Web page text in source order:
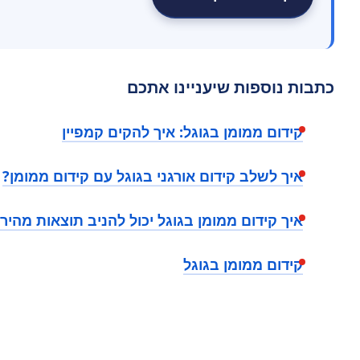
כתבות נוספות שיעניינו אתכם
קידום ממומן בגוגל: איך להקים קמפיין
איך לשלב קידום אורגני בגוגל עם קידום ממומן?
איך קידום ממומן בגוגל יכול להניב תוצאות
קידום ממומן בגוגל